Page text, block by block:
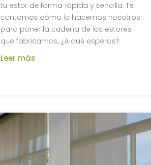
tu estor de forma rápida y sencilla. Te
contamos cómo lo hacemos nosotros
para poner la cadena de los estores
que fabricamos, ¿A qué esperas?
Leer más